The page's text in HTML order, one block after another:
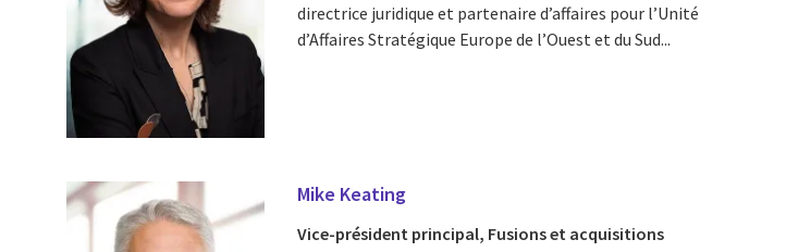
directrice juridique et partenaire d’affaires pour l’Unité
d’Affaires Stratégique Europe de l’Ouest et du Sud...
Mike Keating
Vice-président principal, Fusions et acquisitions